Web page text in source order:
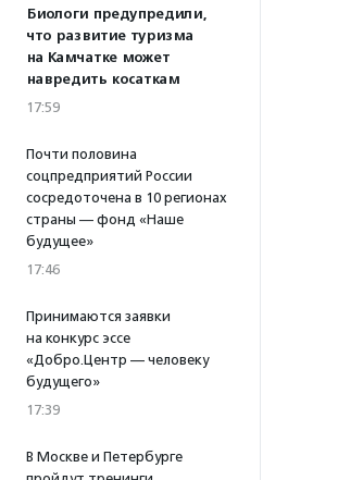
Биологи предупредили,
что развитие туризма
на Камчатке может
навредить косаткам
17:59
Почти половина
соцпредприятий России
сосредоточена в 10 регионах
страны — фонд «Наше
будущее»
17:46
Принимаются заявки
на конкурс эссе
«Добро.Центр — человеку
будущего»
17:39
В Москве и Петербурге